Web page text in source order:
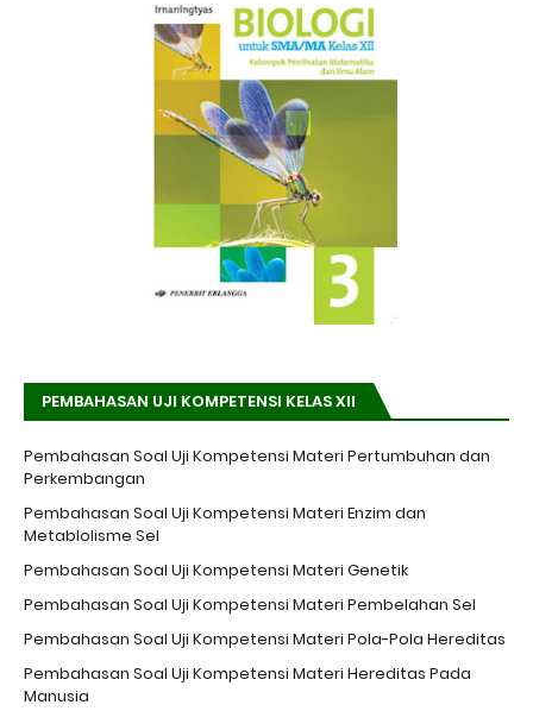
PEMBAHASAN UJI KOMPETENSI KELAS XII
Pembahasan Soal Uji Kompetensi Materi Pertumbuhan dan
Perkembangan
Pembahasan Soal Uji Kompetensi Materi Enzim dan
Metablolisme Sel
Pembahasan Soal Uji Kompetensi Materi Genetik
Pembahasan Soal Uji Kompetensi Materi Pembelahan Sel
Pembahasan Soal Uji Kompetensi Materi Pola-Pola Hereditas
Pembahasan Soal Uji Kompetensi Materi Hereditas Pada
Manusia